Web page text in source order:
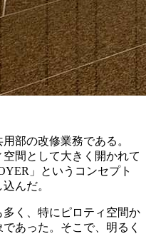
部の改修業務である。
間として大きく開かれて
」というコンセプト
んだ。
く、特にピロティ空間か
あった。そこで、明るく